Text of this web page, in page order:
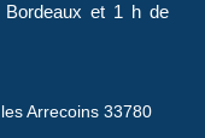
Bordeaux et 1 h de
Arrecoins 33780